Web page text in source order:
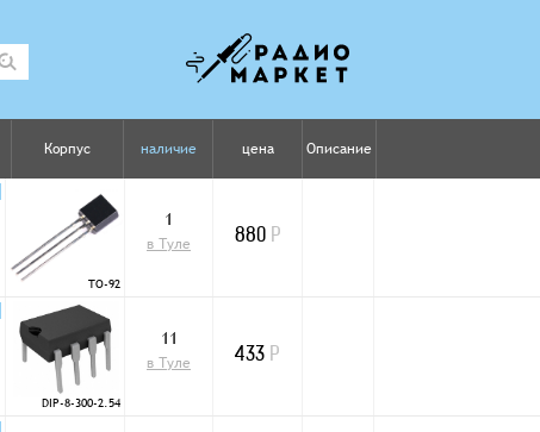
Корпус наличие цена Описание
TO-92
1
в Туле
880 Р
DIP-8-300-2.54
11
в Туле
433 Р